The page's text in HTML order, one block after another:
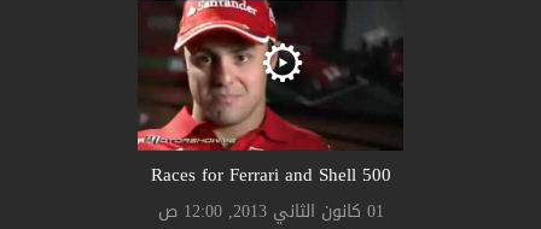
500 Races for Ferrari and Shell
01 كانون الثاني 2013, 12:00 ص